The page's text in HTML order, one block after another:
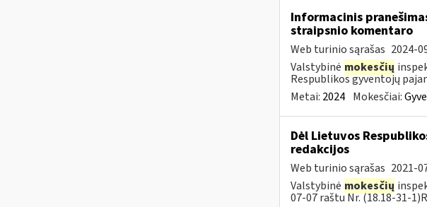
Informacinis
straipsnio komentaro
Web turinio sąrašas 2024-
Valstybinė mokesčių
Respublikos gyventojų
Metai: 2024 Mokesčiai:
Dėl Lietuvos
redakcijos
Web turinio sąrašas 2021-
Valstybinė mokesčių
07-07 raštu Nr. (18.18-31-